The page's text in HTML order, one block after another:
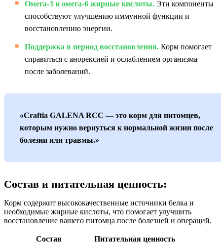
Омега-3 и омега-6 жирные кислоты. Эти компоненты
способствуют улучшению иммунной функции и
восстановлению энергии.
Поддержка в период восстановления. Корм помогает
справиться с анорексией и ослаблением организма
после заболеваний.
«Craftia GALENA RCC — это корм для питомцев,
которым нужно вернуться к нормальной жизни после
болезни или травмы.»
Состав и питательная ценность:
Корм содержит высококачественные источники белка и
необходимые жирные кислоты, что помогает улучшить
восстановление вашего питомца после болезней и операций.
Состав Питательная ценность